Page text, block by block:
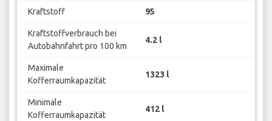
Kraftstoff 95
Kraftstoffverbrauch bei
Autobahnfahrt pro 100 km
4.2 l
Maximale
Kofferraumkapazität
1323 l
Minimale
Kofferraumkapazität
412 l